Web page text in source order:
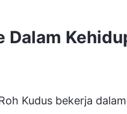
Dalam
Kudus bekerja